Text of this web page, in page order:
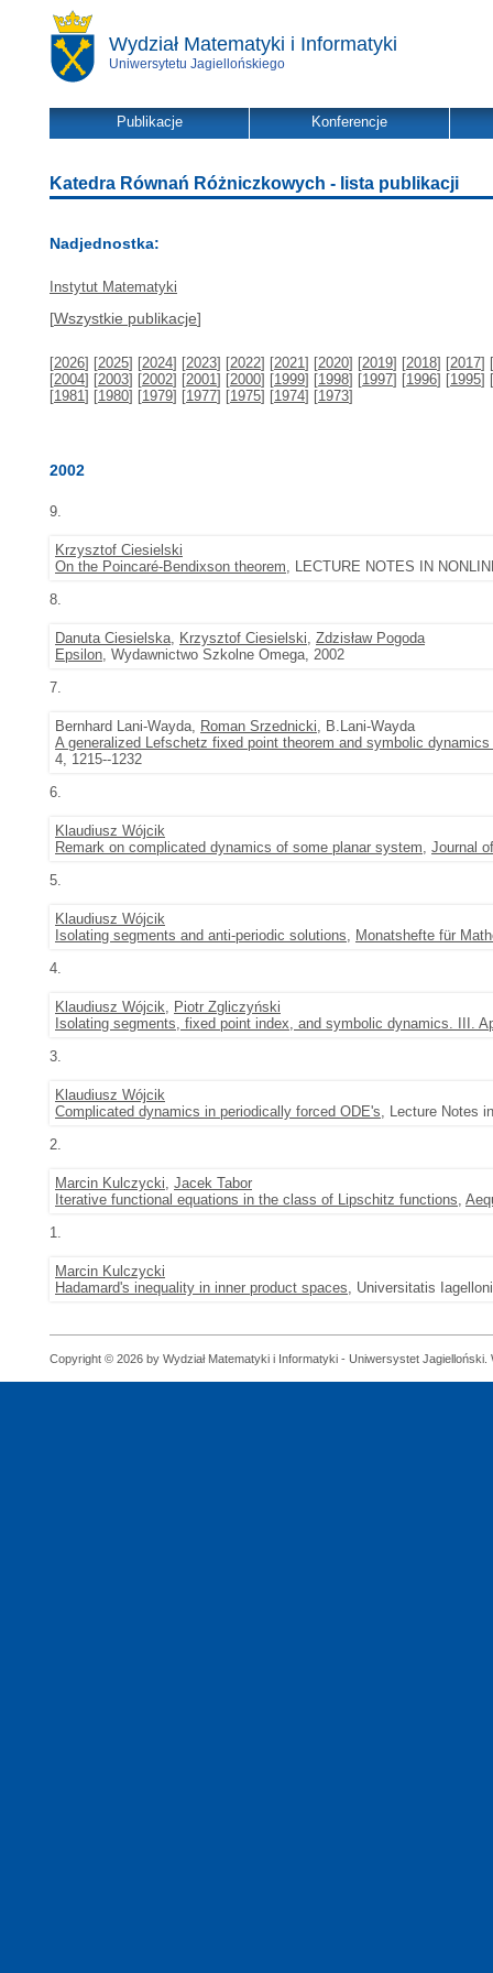
Wydział Matematyki i Informatyki
Uniwersytetu Jagiellońskiego
Publikacje Konferencje
Katedra Równań Różniczkowych - lista publikacji
Nadjednostka:
Instytut Matematyki
[Wszystkie publikacje]
[2026] [2025] [2024] [2023] [2022] [2021] [2020] [2019] [2018] [2017] [
[2004] [2003] [2002] [2001] [2000] [1999] [1998] [1997] [1996] [1995] [
[1981] [1980] [1979] [1977] [1975] [1974] [1973]
2002
9.
Krzysztof Ciesielski
On the Poincaré-Bendixson theorem, LECTURE NOTES IN
8.
Danuta Ciesielska, Krzysztof Ciesielski, Zdzisław Pogoda
Epsilon, Wydawnictwo Szkolne Omega, 2002
7.
Bernhard Lani-Wayda, Roman Srzednicki, B.Lani-Wayda
A generalized Lefschetz fixed point theorem and symbolic
4, 1215--1232
6.
Klaudiusz Wójcik
Remark on complicated dynamics of some planar system, Journal
5.
Klaudiusz Wójcik
Isolating segments and anti-periodic solutions, Monatshefte für
4.
Klaudiusz Wójcik, Piotr Zgliczyński
Isolating segments, fixed point index, and symbolic dynamics. III.
3.
Klaudiusz Wójcik
Complicated dynamics in periodically forced ODE's, Lecture Notes
2.
Marcin Kulczycki, Jacek Tabor
Iterative functional equations in the class of Lipschitz functions,
1.
Marcin Kulczycki
Hadamard's inequality in inner product spaces, Universitatis
Copyright © 2026 by Wydział Matematyki i Informatyki - Uniwersystet